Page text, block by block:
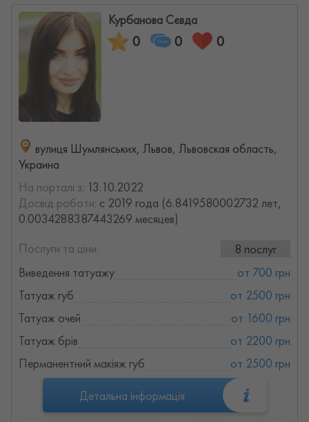
Курбанова Сєвда
0 0 0
вулиця Шумлянських, Львов, Львовская область,
Украина
На порталі з: 13.10.2022
Досвід роботи: с 2019 года (6.8419580002732 лет,
0.0034288387443269 месяцев)
Послуги та ціни:
8 послуг
Виведення татуажу
от 700 грн
Татуаж губ
от 2500 грн
Татуаж очей
от 1600 грн
Татуаж брів
от 2200 грн
Перманентний макіяж губ
от 2500 грн
Детальна інформація